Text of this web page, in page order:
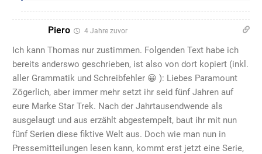
Piero 4 Jahre zuvor
Ich kann Thomas nur zustimmen. Folgenden Text habe ich
bereits anderswo geschrieben, ist also von dort kopiert (inkl.
aller Grammatik und Schreibfehler 😀 ): Liebes Paramount
Zögerlich, aber immer mehr setzt ihr seid fünf Jahren auf
eure Marke Star Trek. Nach der Jahrtausendwende als
ausgelaugt und aus erzählt abgestempelt, baut ihr mit nun
fünf Serien diese fiktive Welt aus. Doch wie man nun in
Pressemitteilungen lesen kann, kommt erst jetzt eine Serie,